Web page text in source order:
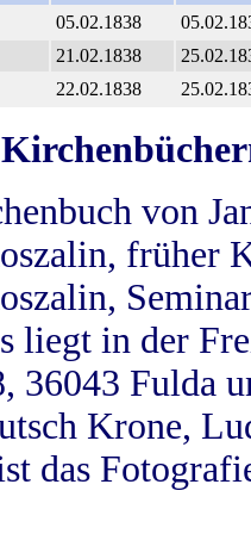
05.02.1838
21.02.1838
22.02.1838
von
früher
liegt in der
36043 Fulda
Krone,
das